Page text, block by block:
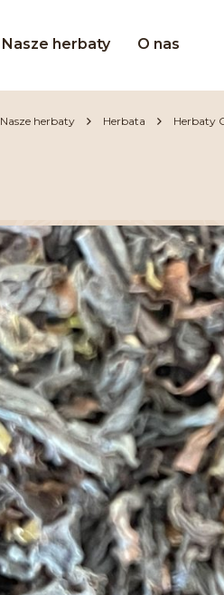
Nasze herbaty O nas
Nasze herbaty Herbata Herbaty